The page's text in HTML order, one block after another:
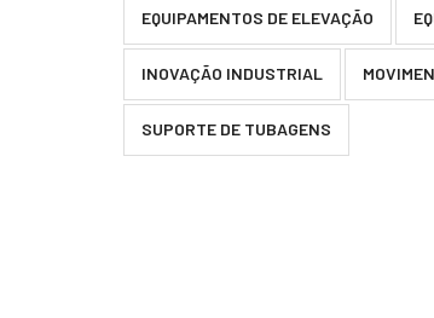
EQUIPAMENTOS DE ELEVAÇÃO
INOVAÇÃO INDUSTRIAL
SUPORTE DE TUBAGENS